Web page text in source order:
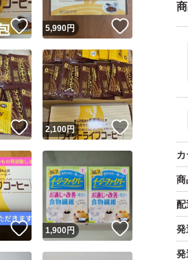
カ
商
配
発
発
いいね！
5,990円
いいね！
2,100円 いいね！
いいね！
1,900円